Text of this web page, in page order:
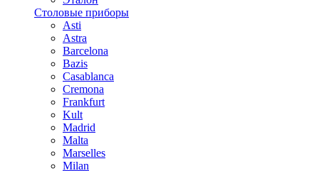
Столовые приборы
Asti
Astra
Barcelona
Bazis
Casablanca
Cremona
Frankfurt
Kult
Madrid
Malta
Marselles
Milan